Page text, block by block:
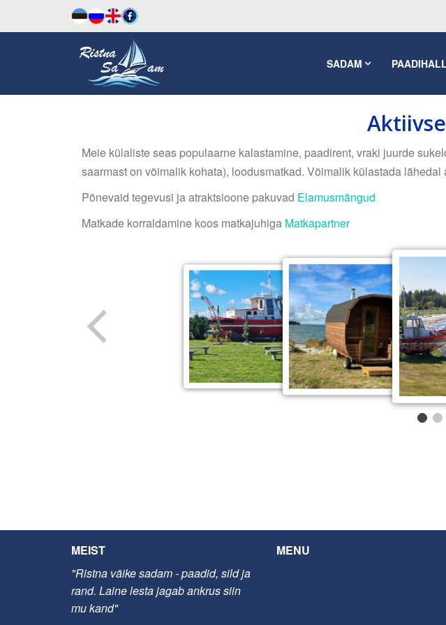
SADAM PAADIHALL
Meie külaliste seas populaarne kalastamine, paadirent, vraki juurde
saarmast on võimalik kohata), loodusmatkad. Võimalik külastada
Põnevaid tegevusi ja atraktsioone pakuvad Elamusmängud
Matkade korraldamine koos matkajuhiga Matkapartner
MEIST
"Ristna väike sadam - paadid, sild ja
rand. Laine lesta jagab ankrus siin
mu kand"
MENU